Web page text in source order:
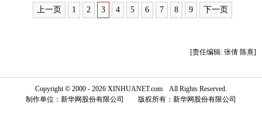
上一页 1 2 3 4 5 6 7 8 9 下一页
[责任编辑: 张倩 陈熹]
Copyright © 2000 - 2026 XINHUANET.com All Rights Reserved.
制作单位：新华网股份有限公司 版权所有：新华网股份有限公司